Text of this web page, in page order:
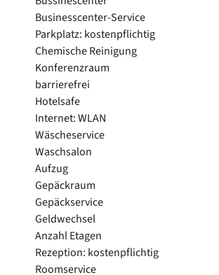
Businesscenter-Service
Parkplatz: kostenpflichtig
Chemische Reinigung
Konferenzraum
barrierefrei
Hotelsafe
Internet: WLAN
Wäscheservice
Waschsalon
Aufzug
Gepäckraum
Gepäckservice
Geldwechsel
Anzahl Etagen
Rezeption: kostenpflichtig
Roomservice